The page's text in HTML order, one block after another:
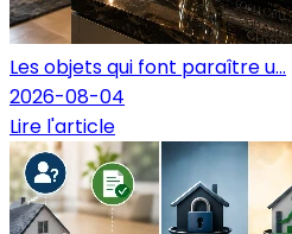
Les objets qui font paraître u...
2026-08-04
Lire l'article